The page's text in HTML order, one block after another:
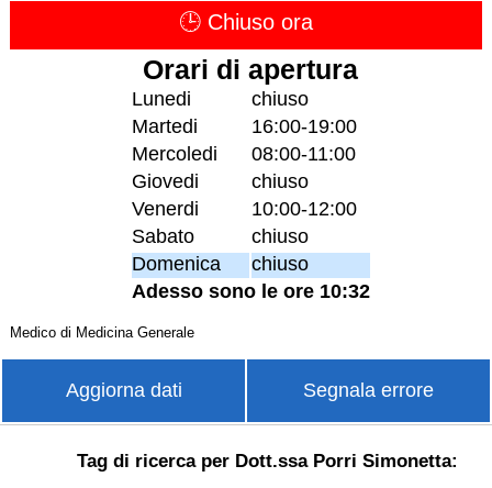
🕒 Chiuso ora
Orari di apertura
Lunedi
chiuso
Martedi
16:00-19:00
Mercoledi
08:00-11:00
Giovedi
chiuso
Venerdi
10:00-12:00
Sabato
chiuso
Domenica
chiuso
Adesso sono le ore 10:32
Medico di Medicina Generale
Aggiorna dati Segnala errore
Tag di ricerca per Dott.ssa Porri Simonetta: